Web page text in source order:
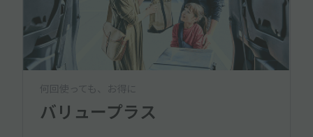
何回使っても、お得に
バリュープラス